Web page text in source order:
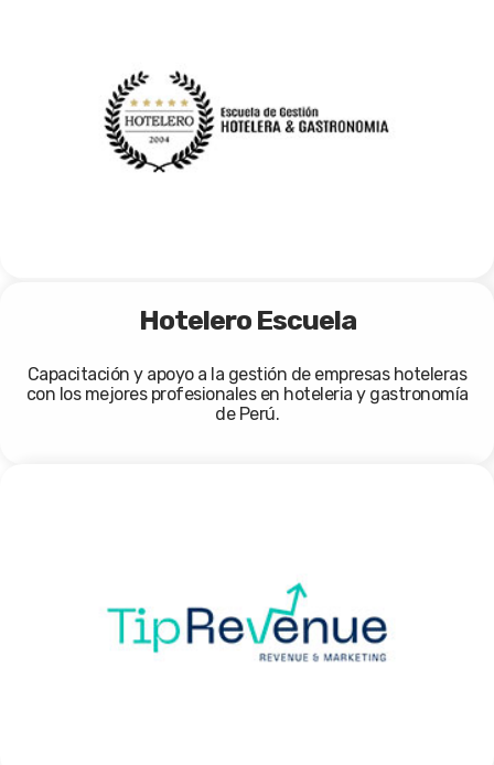
Hotelero Escuela
Capacitación y apoyo a la gestión de empresas hoteleras
con los mejores profesionales en hoteleria y gastronomía
de Perú.